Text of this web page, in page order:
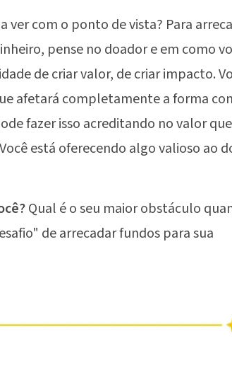
ver com o ponto de vista? Para
pense no doador e em como
de criar valor, de criar impacto.
afetará completamente a forma
fazer isso acreditando no valor
está oferecendo algo valioso ao
Qual é o seu maior obstáculo
de arrecadar fundos para sua